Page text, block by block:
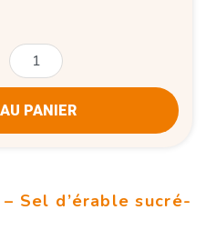
PANIER
Sel d’érable sucré-